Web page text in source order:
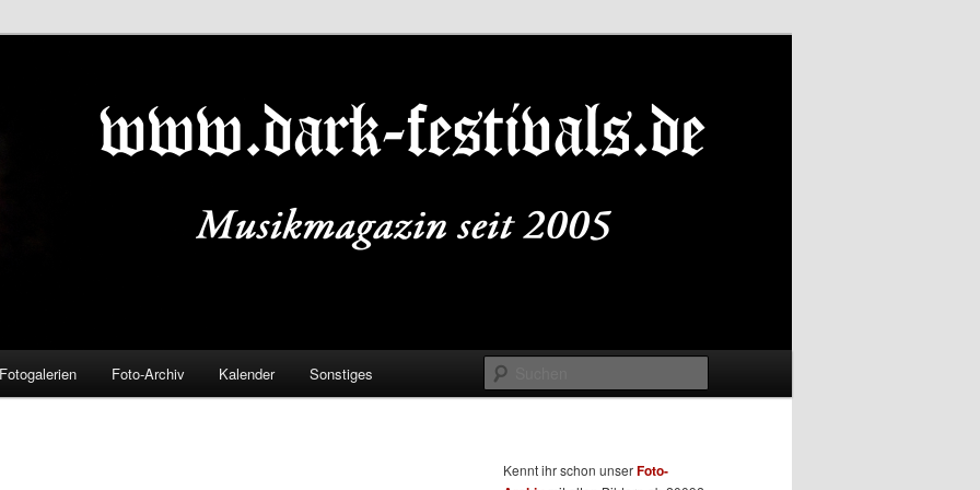
Fotogalerien Foto-Archiv Kalender Sonstiges
Kennt ihr schon unserFoto-